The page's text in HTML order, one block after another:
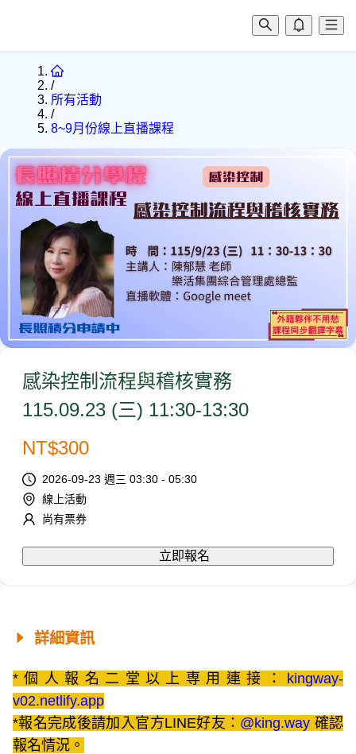
/
所有活動
/
8~9月份線上直播課程
詳細資訊
*個人報名二堂以上専用連接： kingway-
v02.netlify.app
*報名完成後請加入官方LINE好友： @king.way 確認
報名情況。
感染控制流程與稽核實務
115.09.23 (三) 11:30-13:30
NT$300
2026-09-23 週三 03:30 - 05:30
線上活動
尚有票券
立即報名